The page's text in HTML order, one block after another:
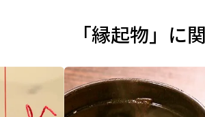
「縁起物」に